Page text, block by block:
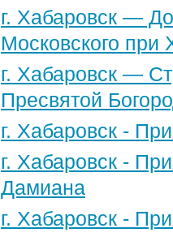
г. Хабаровск —
Московского при
г. Хабаровск —
Пресвятой
г. Хабаровск -
г. Хабаровск -
Дамиана
г. Хабаровск -